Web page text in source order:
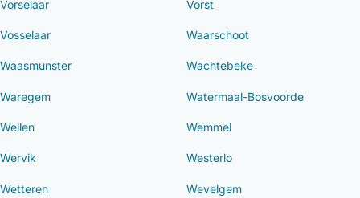
Vorselaar Vorst
Vosselaar Waarschoot
Waasmunster Wachtebeke
Waregem Watermaal-Bosvoorde
Wellen Wemmel
Wervik Westerlo
Wetteren Wevelgem